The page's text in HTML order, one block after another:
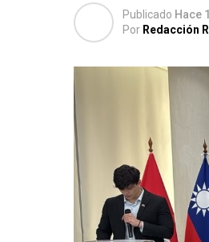
Publicado Hace
Por Redacción